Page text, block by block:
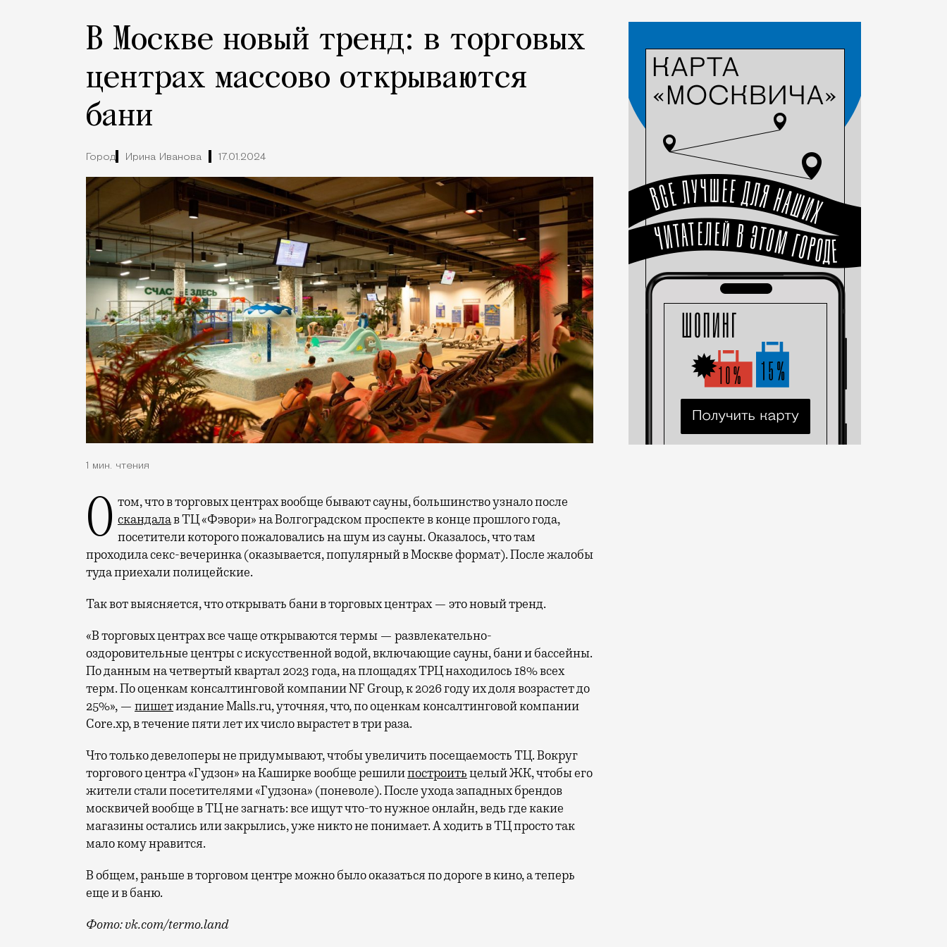
В Москве новый тренд: в торговых
центрах массово открываются
бани
Город Ирина Иванова 17.01.2024
1 мин. чтения
О том, что в торговых центрах вообще бывают сауны, большинство узнало после
скандалав ТЦ «Фэвори» на Волгоградском проспекте в конце прошлого года,
посетители которого пожаловались на шум из сауны. Оказалось, что там
проходила секс-вечеринка (оказывается, популярный в Москве формат). После жалобы
туда приехали полицейские.
Так вот выясняется, что открывать бани в торговых центрах — это новый тренд.
«В торговых центрах все чаще открываются термы — развлекательно-
оздоровительные центры с искусственной водой, включающие сауны, бани и бассейны.
По данным на четвертый квартал 2023 года, на площадях ТРЦ находилось 18% всех
терм. По оценкам консалтинговой компании NF Group, к 2026 году их доля возрастет до
25%», — пишетиздание Malls.ru, уточняя, что, по оценкам консалтинговой компании
Core.xp, в течение пяти лет их число вырастет в три раза.
Что только девелоперы не придумывают, чтобы увеличить посещаемость ТЦ. Вокруг
торгового центра «Гудзон» на Каширке вообще решилипостроитьцелый ЖК, чтобы его
жители стали посетителями «Гудзона» (поневоле). После ухода западных брендов
москвичей вообще в ТЦ не загнать: все ищут что-то нужное онлайн, ведь где какие
магазины остались или закрылись, уже никто не понимает. А ходить в ТЦ просто так
мало кому нравится.
В общем, раньше в торговом центре можно было оказаться по дороге в кино, а теперь
еще и в баню.
Фото: vk.com/termo.land